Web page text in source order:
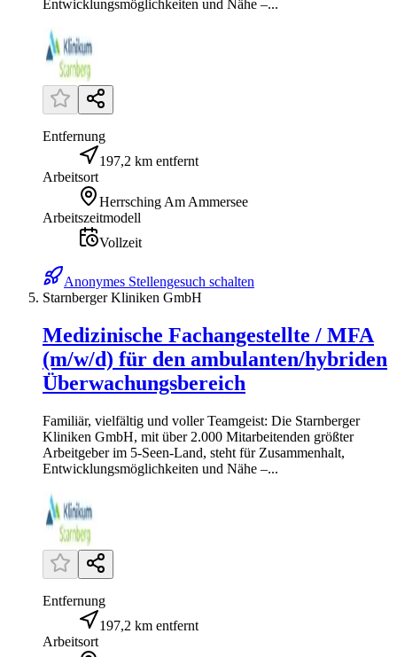
Entwicklungsmöglichkeiten und Nähe –...
Entfernung
197,2 km entfernt
Arbeitsort
Herrsching Am Ammersee
Arbeitszeitmodell
Vollzeit
Anonymes Stellengesuch schalten
Starnberger Kliniken GmbH
Medizinische Fachangestellte / MFA
(m/w/d) für den ambulanten/hybriden
Überwachungsbereich
Familiär, vielfältig und voller Teamgeist: Die Starnberger
Kliniken GmbH, mit über 2.000 Mitarbeitenden größter
Arbeitgeber im 5-Seen-Land, steht für Zusammenhalt,
Entwicklungsmöglichkeiten und Nähe –...
Entfernung
197,2 km entfernt
Arbeitsort